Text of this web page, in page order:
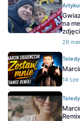
na
26
14